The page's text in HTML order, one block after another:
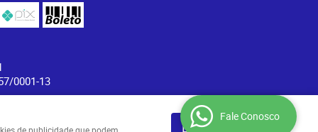
0001-13
Entendi
Fale Conosco